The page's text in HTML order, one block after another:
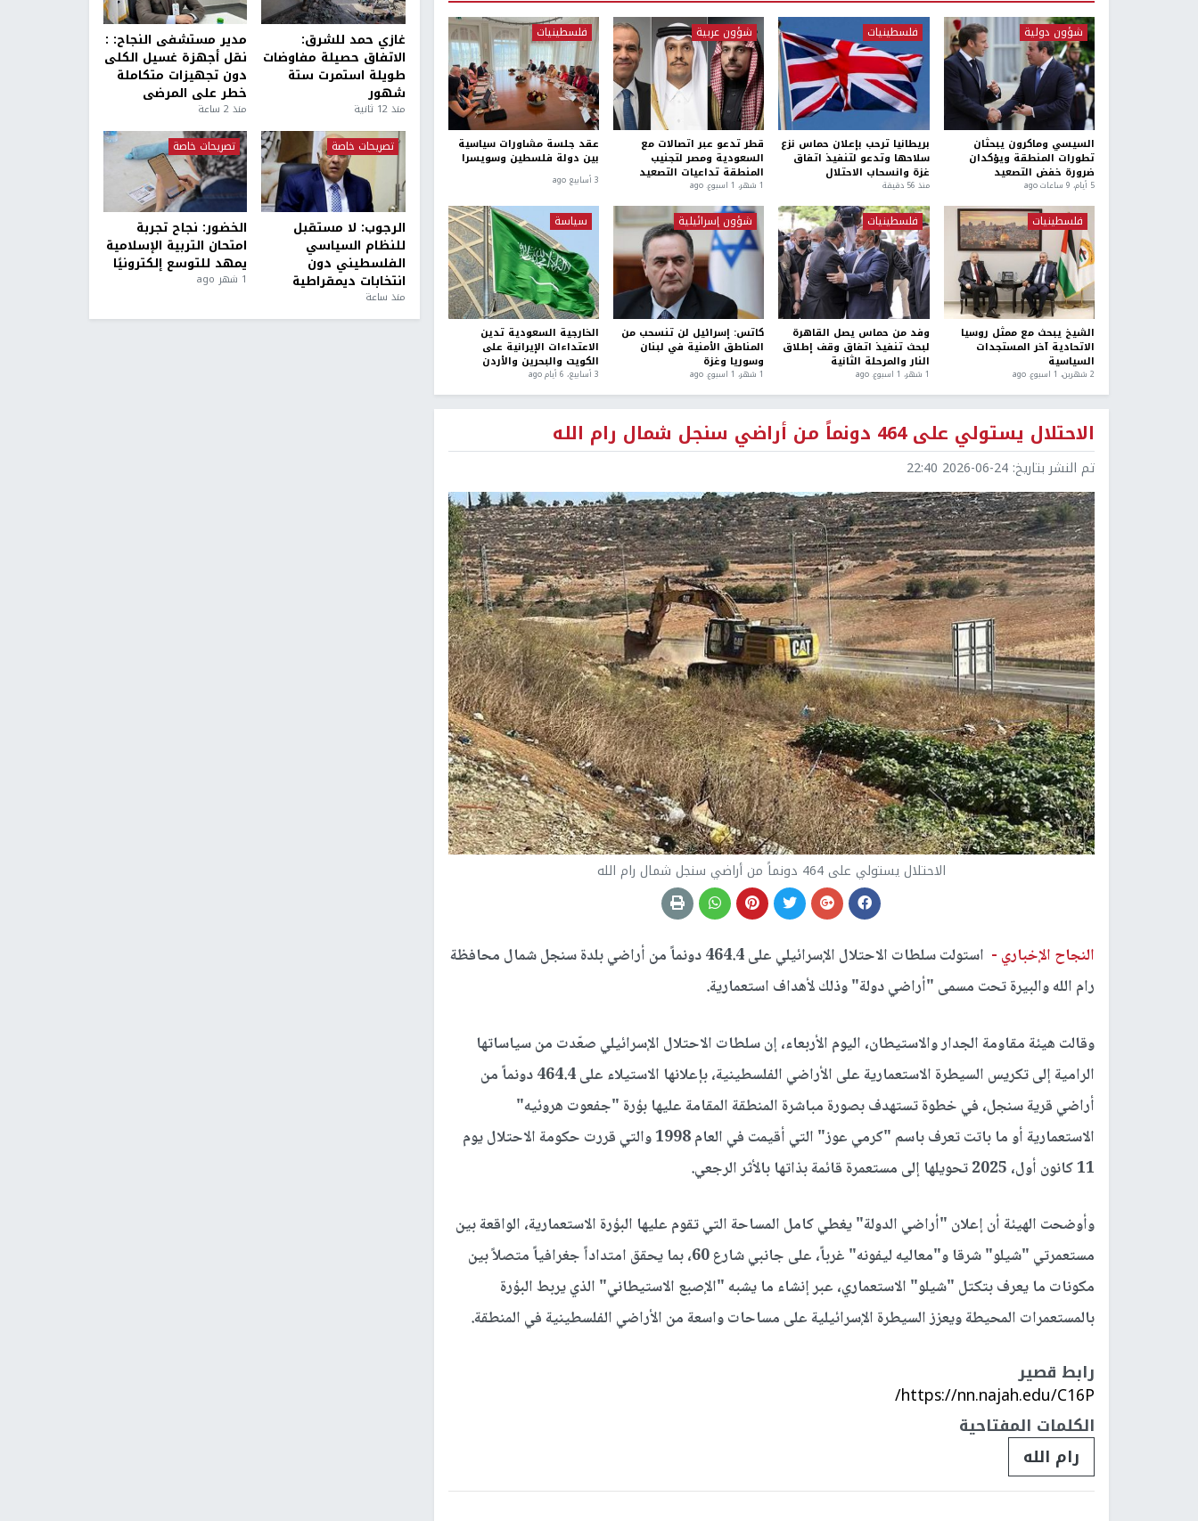
شؤون دولية
السيسي وماكرون يبحثان
تطورات المنطقة ويؤكدان
ضرورة خفض التصعيد
5 أيام، 9 ساعات ago
فلسطينيات
بريطانيا ترحب بإعلان حماس نزع
سلاحها وتدعو لتنفيذ اتفاق
غزة وانسحاب الاحتلال
منذ 56 دقيقة
شؤون عربية
قطر تدعو عبر اتصالات مع
السعودية ومصر لتجنيب
المنطقة تداعيات التصعيد
1 شهر، 1 اسبوع. ago
فلسطينيات
عقد جلسة مشاورات سياسية
بين دولة فلسطين وسويسرا
3 أسابيع ago
فلسطينيات
الشيخ يبحث مع ممثل روسيا
الاتحادية آخر المستجدات
السياسية
2 شهرين، 1 اسبوع. ago
فلسطينيات
وفد من حماس يصل القاهرة
لبحث تنفيذ اتفاق وقف إطلاق
النار والمرحلة الثانية
1 شهر، 1 اسبوع. ago
شؤون إسرائيلية
كاتس: إسرائيل لن تنسحب من
المناطق الأمنية في لبنان
وسوريا وغزة
1 شهر، 1 اسبوع. ago
سياسة
الخارجية السعودية تدين
الاعتداءات الإيرانية على
الكويت والبحرين والأردن
3 أسابيع، 6 أيام ago
الاحتلال يستولي على 464 دونماً من أراضي سنجل شمال رام الله
تم النشر بتاريخ: 2026-06-24 22:40
الاحتلال يستولي على 464 دونماً من أراضي سنجل شمال رام الله
النجاح الإخباري -
استولت سلطات الاحتلال الإسرائيلي على 464.4 دونماً من أراضي بلدة سنجل شمال محافظة
رام الله والبيرة تحت مسمى "أراضي دولة" وذلك لأهداف استعمارية.
وقالت هيئة مقاومة الجدار والاستيطان، اليوم الأربعاء، إن سلطات الاحتلال الإسرائيلي صعّدت من سياساتها
الرامية إلى تكريس السيطرة الاستعمارية على الأراضي الفلسطينية، بإعلانها الاستيلاء على 464.4 دونماً من
أراضي قرية سنجل، في خطوة تستهدف بصورة مباشرة المنطقة المقامة عليها بؤرة "جفعوت هروئيه"
الاستعمارية أو ما باتت تعرف باسم "كرمي عوز" التي أقيمت في العام 1998 والتي قررت حكومة الاحتلال يوم
11 كانون أول، 2025 تحويلها إلى مستعمرة قائمة بذاتها بالأثر الرجعي.
وأوضحت الهيئة أن إعلان "أراضي الدولة" يغطي كامل المساحة التي تقوم عليها البؤرة الاستعمارية، الواقعة بين
مستعمرتي "شيلو" شرقا و"معاليه ليفونه" غرباً، على جانبي شارع 60، بما يحقق امتداداً جغرافياً متصلاً بين
مكونات ما يعرف بتكتل "شيلو" الاستعماري، عبر إنشاء ما يشبه "الإصبع الاستيطاني" الذي يربط البؤرة
بالمستعمرات المحيطة ويعزز السيطرة الإسرائيلية على مساحات واسعة من الأراضي الفلسطينية في المنطقة.
رابط قصير
https://nn.najah.edu/C16P/
الكلمات المفتاحية
رام الله
غازي حمد للشرق:
الاتفاق حصيلة مفاوضات
طويلة استمرت ستة
شهور
منذ 12 ثانية
مدير مستشفى النجاح: :
نقل أجهزة غسيل الكلى
دون تجهيزات متكاملة
خطر على المرضى
منذ 2 ساعة
تصريحات خاصة
الرجوب: لا مستقبل
للنظام السياسي
الفلسطيني دون
انتخابات ديمقراطية
منذ ساعة
تصريحات خاصة
الخضور: نجاح تجربة
امتحان التربية الإسلامية
يمهد للتوسع إلكترونيًا
1 شهر ago